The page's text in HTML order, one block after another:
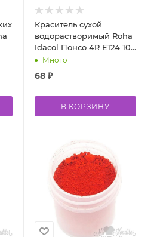
Краситель сухой
водорастворимый Roha
Idacol Понсо 4R E124 10
грМного
68₽
В КОРЗИНУ